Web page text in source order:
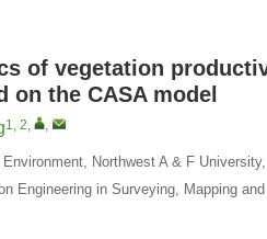
of vegetation
on the CASA model
1, 2, ,
Northwest A & F
Engineering in Surveying, Mapping